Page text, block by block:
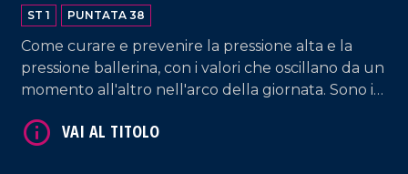
ST 1 PUNTATA 38
Come curare e prevenire la pressione alta e la
pressione ballerina, con i valori che oscillano da un
momento all'altro nell'arco della giornata. Sono in
Vincenzo Bruzzese, nefrologo.